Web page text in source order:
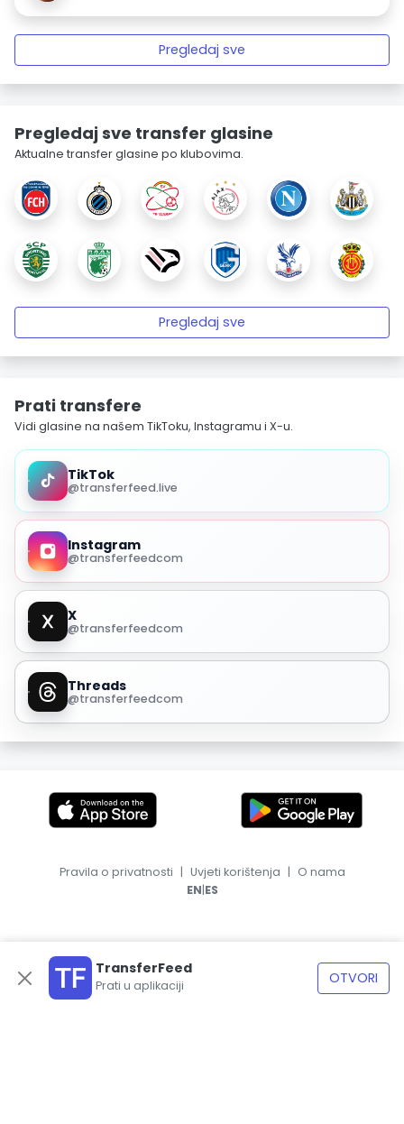
Pregledaj sve
Pregledaj sve transfer glasine
Aktualne transfer glasine po klubovima.
Pregledaj sve
Prati transfere
Vidi glasine na našem TikToku, Instagramu i X-u.
TikTok
@transferfeed.live
Instagram
@transferfeedcom
X
@transferfeedcom
Threads
@transferfeedcom
TransferFeed
Prati u aplikaciji OTVORI
Pravila o privatnosti | Uvjeti korištenja | O nama
EN|ES